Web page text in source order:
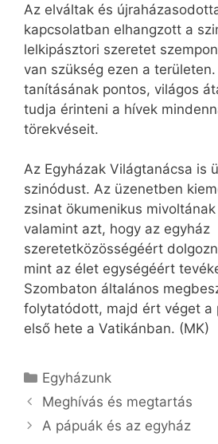
Az elváltak és
kapcsolatban elhangzott a
lelkipásztori szeretet
van szükség ezen a
tanításának pontos, világos
tudja érinteni a hívek
törekvéseit.
Az Egyházak Világtanácsa is
szinódust. Az üzenetben
zsinat ökumenikus
valamint azt, hogy az egyház
szeretetközösségéért
mint az élet egységéért
Szombaton általános
folytatódott, majd ért véget a
első hete a Vatikánban. (MK)
Kategória
Egyházunk
Meghívás és megtartás
A pápuák és az egyház